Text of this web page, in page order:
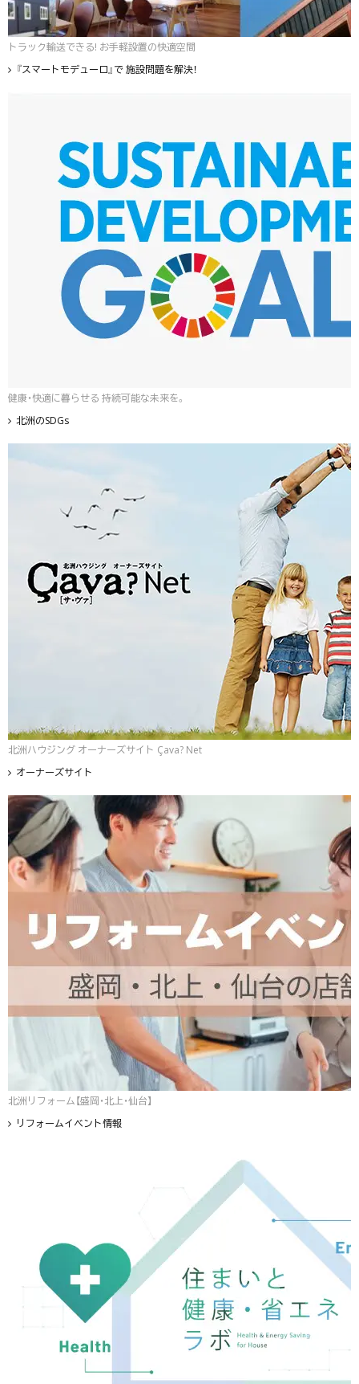
トラック輸送できる! お手軽設置の快適空間
『スマートモデューロ』で 施設問題を解決！
健康・快適に暮らせる 持続可能な未来を。
北洲のSDGs
北洲ハウジング オーナーズサイト Çava? Net
オーナーズサイト
北洲リフォーム【盛岡・北上・仙台】
リフォームイベント情報